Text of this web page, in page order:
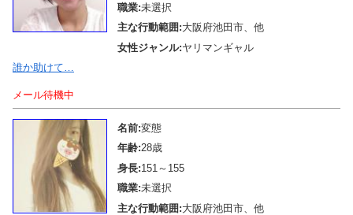
職業:未選択
主な行動範囲:大阪府池田市、他
女性ジャンル:ヤリマンギャル
誰か助けて…
メール待機中
名前:変態
年齢:28歳
身長:151～155
職業:未選択
主な行動範囲:大阪府池田市、他